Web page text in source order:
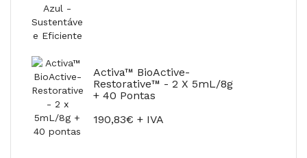
Activa™ BioActive-
Restorative™ - 2 X 5mL/8g
+ 40 Pontas
190,83€ + IVA